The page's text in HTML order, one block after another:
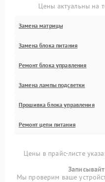
Цены актуальны на
Замена матрицы
Замена блока питания
Ремонт блока управления
Замена лампы подсветки
Прошивка блока управления
Ремонт цепи питания
Цены в прайс-листе
Мы проверим ваше